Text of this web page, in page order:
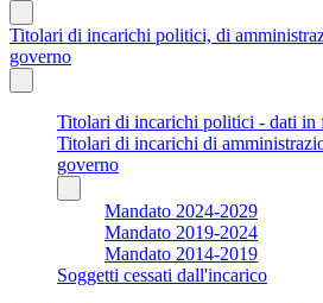
Titolari di incarichi politici, di
governo
Titolari di incarichi politici - dati in
Titolari di incarichi di
governo
Mandato 2024-2029
Mandato 2019-2024
Mandato 2014-2019
Soggetti cessati dall'incarico